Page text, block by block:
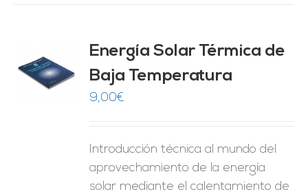
Energía Solar Térmica de
Baja Temperatura
9,00€
Introducción técnica al mundo del
aprovechamiento de la energía
solar mediante el calentamiento de